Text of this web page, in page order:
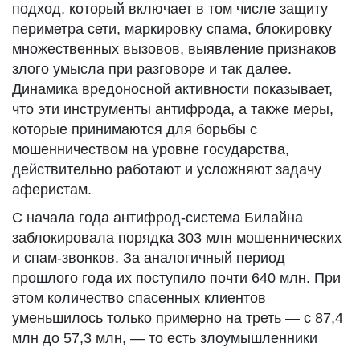
подход, который включает в том числе защиту
периметра сети, маркировку спама, блокировку
множественных вызовов, выявление признаков
злого умысла при разговоре и так далее.
Динамика вредоносной активности показывает,
что эти инструменты антифрода, а также меры,
которые принимаются для борьбы с
мошенничеством на уровне государства,
действительно работают и усложняют задачу
аферистам.
С начала года антифрод-система Билайна
заблокировала порядка 303 млн мошеннических
и спам-звонков. За аналогичный период
прошлого года их поступило почти 640 млн. При
этом количество спасенных клиентов
уменьшилось только примерно на треть — с 87,4
млн до 57,3 млн, — то есть злоумышленники